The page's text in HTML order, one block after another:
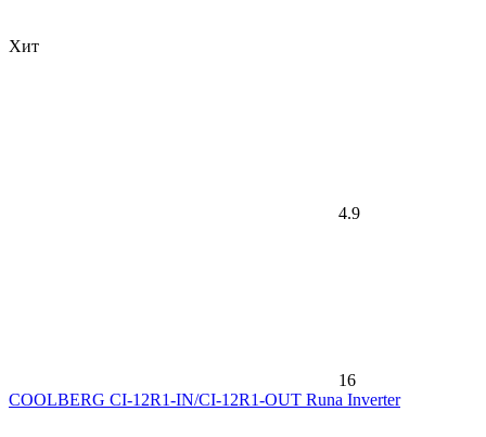
Хит
4.9
16
COOLBERG CI-12R1-IN/CI-12R1-OUT Runa Inverter